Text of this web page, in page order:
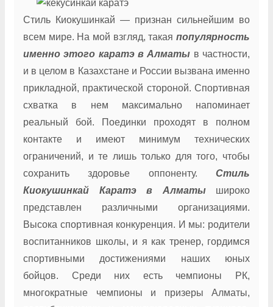
Стиль Киокушинкай — признан сильнейшим во
всем мире. На мой взгляд, такая популярность
именно этого каратэ в Алматы в частности,
и в целом в Казахстане и России вызвана именно
прикладной, практической стороной. Спортивная
схватка в нем максимально напоминает
реальный бой. Поединки проходят в полном
контакте и имеют минимум технических
ограничений, и те лишь только для того, чтобы
сохранить здоровье оппоненту. Стиль
Киокушинкай Каратэ в Алматышироко
представлен различными организациями.
Высока спортивная конкуренция. И мы: родители
воспитанников школы, и я как тренер, гордимся
спортивными достижениями наших юных
бойцов. Среди них есть чемпионы РК,
многократные чемпионы и призеры Алматы,